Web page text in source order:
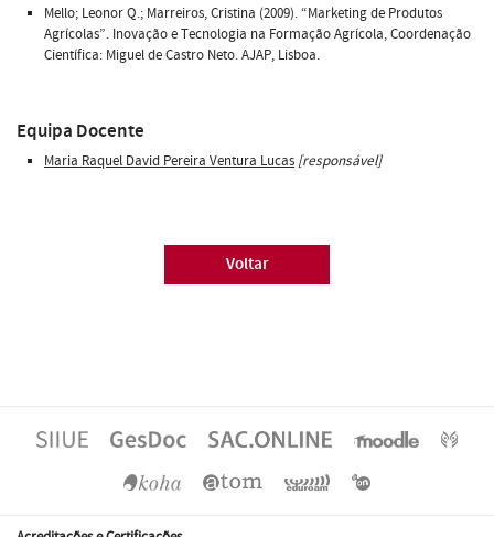
Mello; Leonor Q.; Marreiros, Cristina (2009). “Marketing de Produtos
Agrícolas”. Inovação e Tecnologia na Formação Agrícola, Coordenação
Científica: Miguel de Castro Neto. AJAP, Lisboa.
Equipa Docente
Maria Raquel David Pereira Ventura Lucas [responsável]
Voltar